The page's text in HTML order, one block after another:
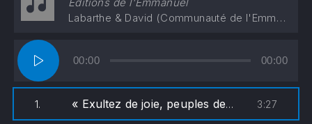
Labarthe & David (Communauté de l'Emmanuel) - Chorale Gaudete
Lecteur
audio
00:00 00:00
1. « Exultez de joie, peuples de l'univers » 3:27